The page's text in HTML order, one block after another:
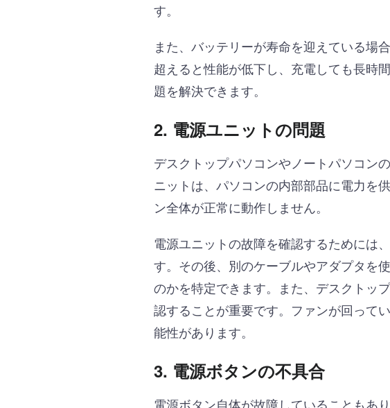
す。
また、バッテリーが寿命を迎えている場
超えると性能が低下し、充電しても長時
題を解決できます。
2. 電源ユニットの問題
デスクトップパソコンやノートパソコン
ニットは、パソコンの内部部品に電力を
ン全体が正常に動作しません。
電源ユニットの故障を確認するためには
す。その後、別のケーブルやアダプタを
のかを特定できます。また、デスクトッ
認することが重要です。ファンが回って
能性があります。
3. 電源ボタンの不具合
電源ボタン自体が故障していることもあ